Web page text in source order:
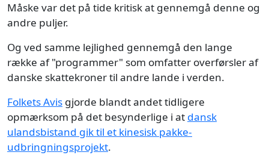
Måske var det på tide kritisk at gennemgå denne og
andre puljer.
Og ved samme lejlighed gennemgå den lange
række af "programmer" som omfatter overførsler af
danske skattekroner til andre lande i verden.
Folkets Avis gjorde blandt andet tidligere
opmærksom på det besynderlige i at dansk
ulandsbistand gik til et kinesisk pakke-
udbringningsprojekt.